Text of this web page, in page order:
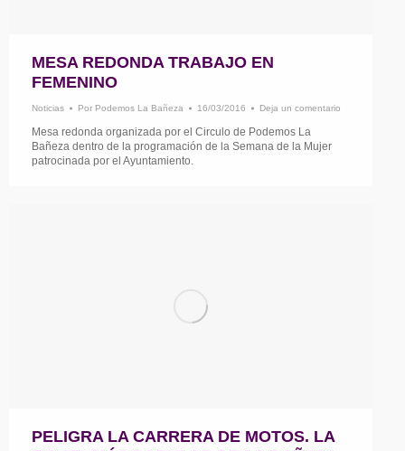
MESA REDONDA TRABAJO EN
FEMENINO
Noticias Por Podemos La Bañeza 16/03/2016 Deja un comentario
Mesa redonda organizada por el Circulo de Podemos La
Bañeza dentro de la programación de la Semana de la Mujer
patrocinada por el Ayuntamiento.
PELIGRA LA CARRERA DE MOTOS. LA